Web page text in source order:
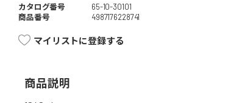
カタログ番号
65-10-30101
商品番号
4987176228741
マイリストに登録する
商品説明